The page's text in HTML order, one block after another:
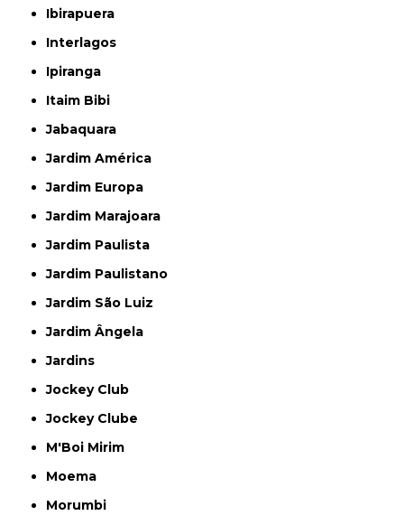
Ibirapuera
Interlagos
Ipiranga
Itaim Bibi
Jabaquara
Jardim América
Jardim Europa
Jardim Marajoara
Jardim Paulista
Jardim Paulistano
Jardim São Luiz
Jardim Ângela
Jardins
Jockey Club
Jockey Clube
M'Boi Mirim
Moema
Morumbi